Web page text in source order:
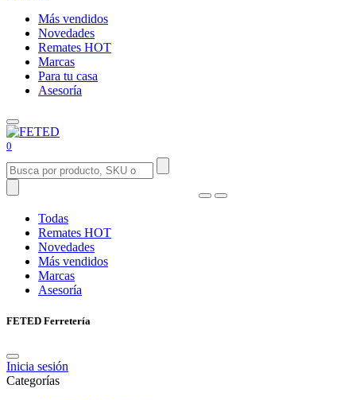
Más vendidos
Novedades
Remates HOT
Marcas
Para tu casa
Asesoría
0
Todas
Remates HOT
Novedades
Más vendidos
Marcas
Asesoría
FETED Ferretería
Inicia sesión
Categorías